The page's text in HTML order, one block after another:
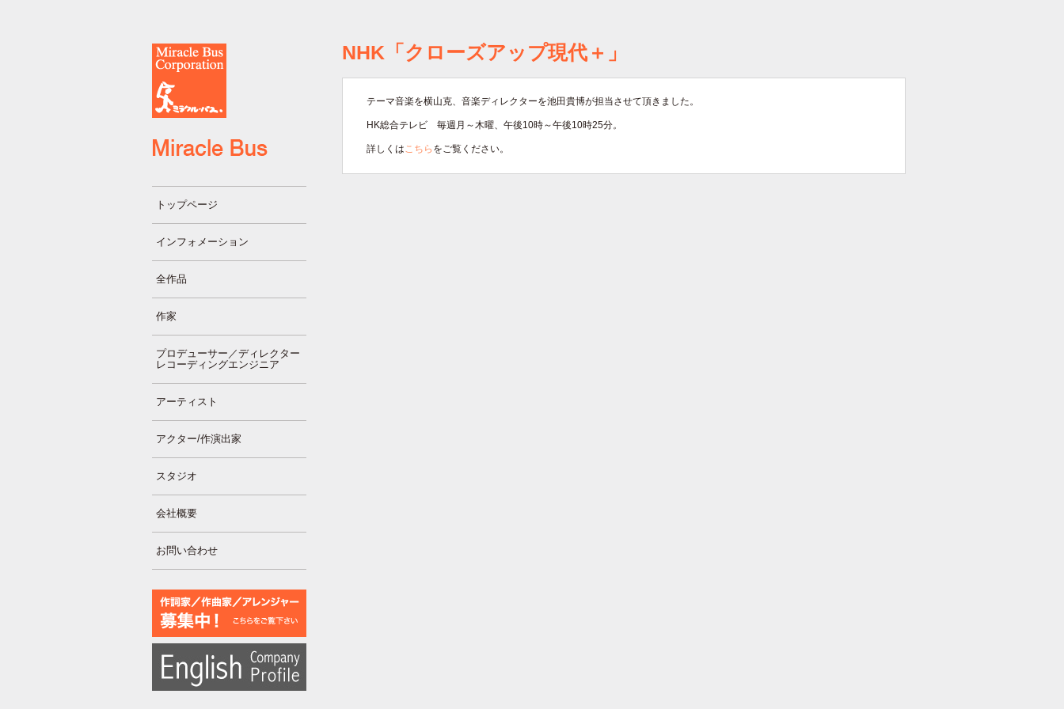
トップページ
インフォメーション
全作品
作家
プロデューサー／ディレクター
レコーディングエンジニア
アーティスト
アクター/作演出家
スタジオ
会社概要
お問い合わせ
NHK「クローズアップ現代＋」
テーマ音楽を横山克、音楽ディレクターを池田貴博が担当させて頂きました。
HK総合テレビ 毎週月～木曜、午後10時～午後10時25分。
詳しくはこちら をご覧ください。